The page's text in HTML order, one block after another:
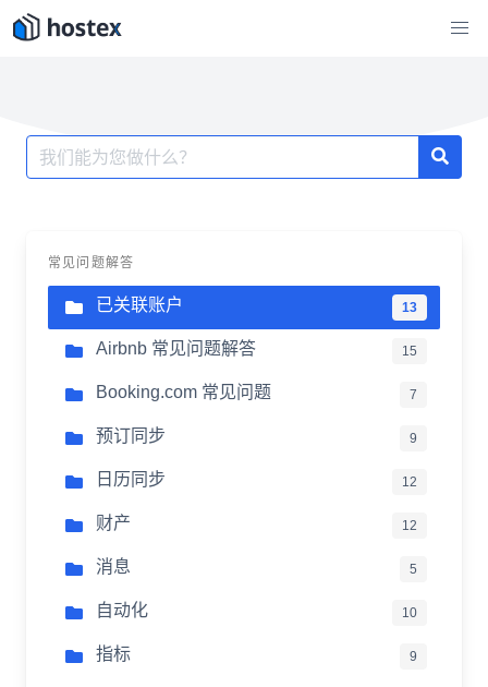
至
搜
索：
常见问题解答
已关联账户 13
Airbnb 常见问题解答 15
Booking.com 常见问题 7
预订同步 9
日历同步 12
财产 12
消息 5
自动化 10
指标 9